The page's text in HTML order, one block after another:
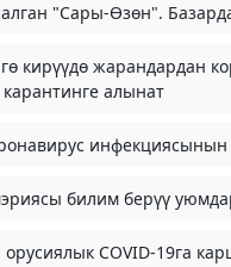
"Сары-Өзөн".
кирүүдө жарандардан
карантинге алынат
билим берүү
орусиялык COVID-19га